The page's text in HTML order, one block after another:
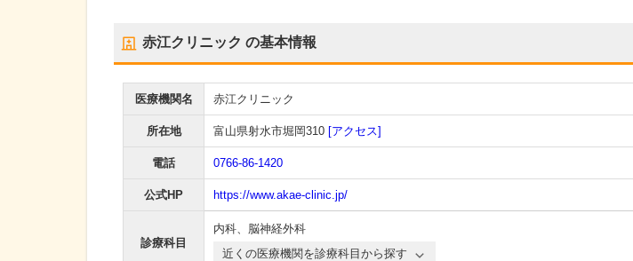
赤江クリニック の基本情報
医療機関名 赤江クリニック
所在地 富山県射水市堀岡310 [アクセス]
電話 0766-86-1420
公式HP https://www.akae-clinic.jp/
診療科目
内科、 脳神経外科
近くの医療機関を診療科目から探す